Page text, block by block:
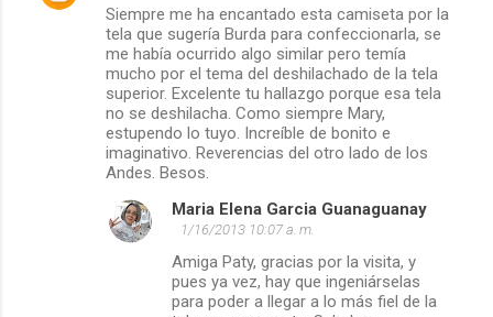
Siempre me ha encantado esta camiseta por la
tela que sugería Burda para confeccionarla, se
me había ocurrido algo similar pero temía
mucho por el tema del deshilachado de la tela
superior. Excelente tu hallazgo porque esa tela
no se deshilacha. Como siempre Mary,
estupendo lo tuyo. Increíble de bonito e
imaginativo. Reverencias del otro lado de los
Andes. Besos.
Maria Elena Garcia Guanaguanay
1/16/2013 10:07 a. m.
Amiga Paty, gracias por la visita, y
pues ya vez, hay que ingeniárselas
para poder a llegar a lo más fiel de la